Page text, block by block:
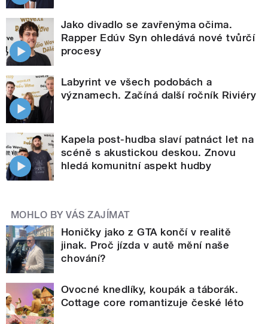
Jako divadlo se zavřenýma očima.
Rapper Edúv Syn ohledává nové tvůrčí
procesy
Labyrint ve všech podobách a
významech. Začíná další ročník Riviéry
Kapela post-hudba slaví patnáct let na
scéně s akustickou deskou. Znovu
hledá komunitní aspekt hudby
MOHLO BY VÁS ZAJÍMAT
Honičky jako z GTA končí v realitě
jinak. Proč jízda v autě mění naše
chování?
Ovocné knedlíky, koupák a táborák.
Cottage core romantizuje české léto